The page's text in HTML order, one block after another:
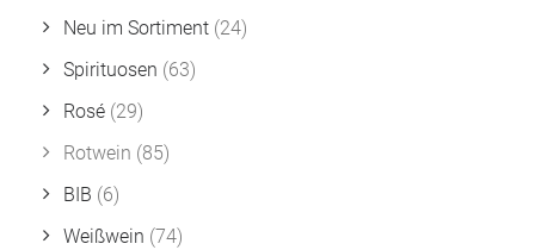
Neu im Sortiment (24)
Spirituosen (63)
Rosé (29)
Rotwein (85)
BIB (6)
Weißwein (74)